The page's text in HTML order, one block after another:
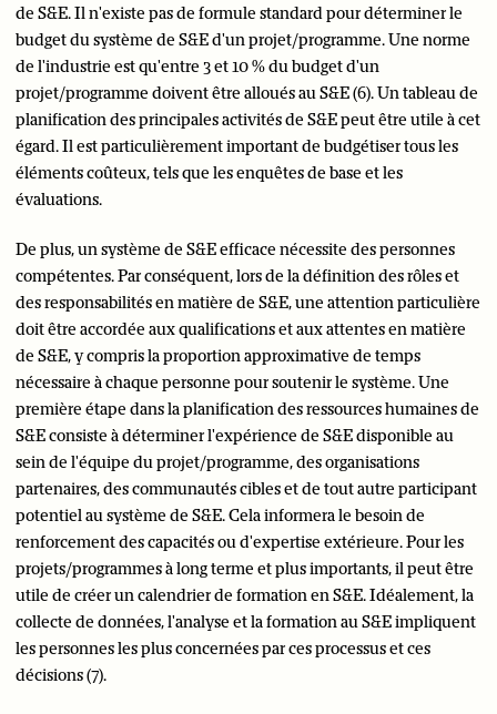
de S&E. Il n'existe pas de formule standard pour déterminer le
budget du système de S&E d'un projet/programme. Une norme
de l'industrie est qu'entre 3 et 10 % du budget d'un
projet/programme doivent être alloués au S&E (6). Un tableau de
planification des principales activités de S&E peut être utile à cet
égard. Il est particulièrement important de budgétiser tous les
éléments coûteux, tels que les enquêtes de base et les
évaluations.
De plus, un système de S&E efficace nécessite des personnes
compétentes. Par conséquent, lors de la définition des rôles et
des responsabilités en matière de S&E, une attention particulière
doit être accordée aux qualifications et aux attentes en matière
de S&E, y compris la proportion approximative de temps
nécessaire à chaque personne pour soutenir le système. Une
première étape dans la planification des ressources humaines de
S&E consiste à déterminer l'expérience de S&E disponible au
sein de l'équipe du projet/programme, des organisations
partenaires, des communautés cibles et de tout autre participant
potentiel au système de S&E. Cela informera le besoin de
renforcement des capacités ou d'expertise extérieure. Pour les
projets/programmes à long terme et plus importants, il peut être
utile de créer un calendrier de formation en S&E. Idéalement, la
collecte de données, l'analyse et la formation au S&E impliquent
les personnes les plus concernées par ces processus et ces
décisions (7).